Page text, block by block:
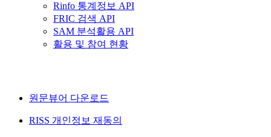
Rinfo 통계정보 API
FRIC 검색 API
SAM 분석활용 API
활용 및 참여 현황
원문뷰어 다운로드
RISS 개인정보 재동의